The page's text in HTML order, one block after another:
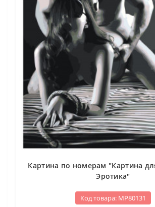
Картина по номерам "Картина
Эротика"
Код товара: МР80131